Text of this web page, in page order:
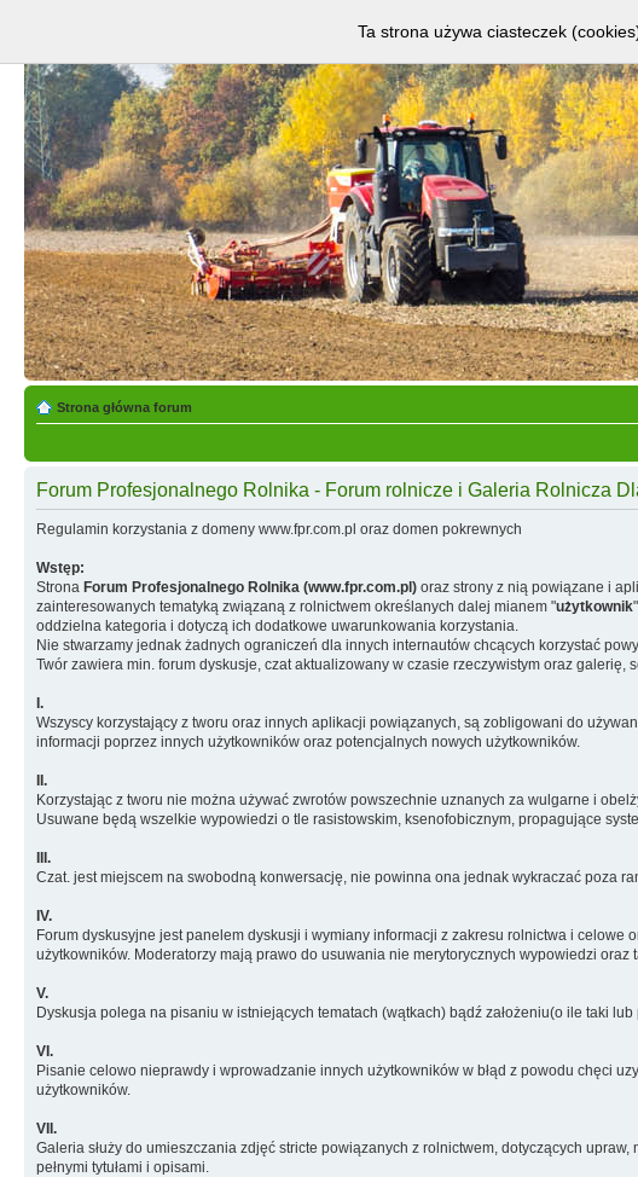
Strona główna forum
Forum Profesjonalnego Rolnika - Forum rolnicze i Galeria Rolnicza
Regulamin korzystania z domeny www.fpr.com.pl oraz domen pokrewnych
Wstęp:
Strona Forum Profesjonalnego Rolnika (www.fpr.com.pl) oraz strony z nią powiązane i
zainteresowanych tematyką związaną z rolnictwem określanych dalej mianem "użytkownik
oddzielna kategoria i dotyczą ich dodatkowe uwarunkowania korzystania.
Nie stwarzamy jednak żadnych ograniczeń dla innych internautów chcących korzystać
Twór zawiera min. forum dyskusje, czat aktualizowany w czasie rzeczywistym oraz galerię,
I.
Wszyscy korzystający z tworu oraz innych aplikacji powiązanych, są zobligowani do
informacji poprzez innych użytkowników oraz potencjalnych nowych użytkowników.
II.
Korzystając z tworu nie można używać zwrotów powszechnie uznanych za wulgarne i
Usuwane będą wszelkie wypowiedzi o tle rasistowskim, ksenofobicznym, propagujące
III.
Czat. jest miejscem na swobodną konwersację, nie powinna ona jednak wykraczać poza
IV.
Forum dyskusyjne jest panelem dyskusji i wymiany informacji z zakresu rolnictwa i
użytkowników. Moderatorzy mają prawo do usuwania nie merytorycznych wypowiedzi
V.
Dyskusja polega na pisaniu w istniejących tematach (wątkach) bądź założeniu(o ile taki
VI.
Pisanie celowo nieprawdy i wprowadzanie innych użytkowników w błąd z powodu chęci
użytkowników.
VII.
Galeria służy do umieszczania zdjęć stricte powiązanych z rolnictwem, dotyczących
pełnymi tytułami i opisami.
Ta strona używa ciasteczek